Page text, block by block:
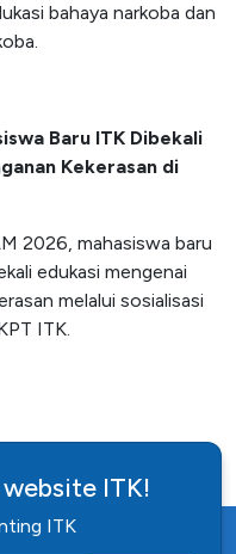
bahaya narkoba dan
Baru ITK Dibekali
Kekerasan di
2026, mahasiswa baru
edukasi mengenai
melalui sosialisasi
ITK.
ITK!
ITK